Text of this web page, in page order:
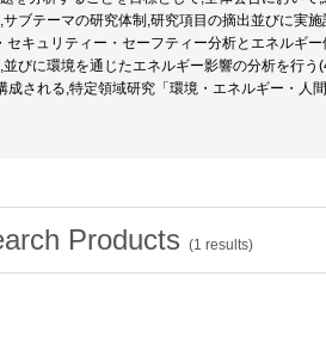
ブテーマの研究体制,研究項目の摘出並びに実
セキュリティー・セーフティー分析とエネルギ
びに環境を通じたエネルギー影響の分析を行
成される,特定領域研究「環境・エネルギー・人
Products (1 results)